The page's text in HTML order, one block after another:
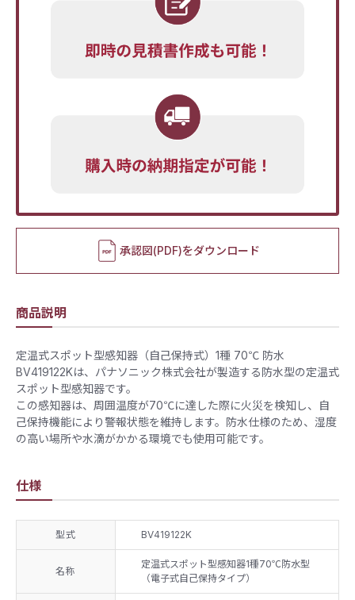
承認図(PDF)をダウンロード
商品説明
定温式スポット型感知器（自己保持式）1種 70℃ 防水
BV419122Kは、パナソニック株式会社が製造する防水型の定温式
スポット型感知器です。​
この感知器は、周囲温度が70℃に達した際に火災を検知し、自
己保持機能により警報状態を維持します。​防水仕様のため、湿度
の高い場所や水滴がかかる環境でも使用可能です。
仕様
型式 BV419122K
名称
定温式スポット型感知器1種70℃防水型
（電子式自己保持タイプ）